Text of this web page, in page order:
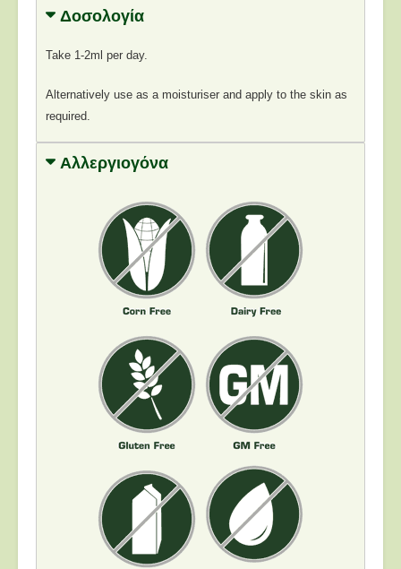
Δοσολογία
Take 1-2ml per day.
Alternatively use as a moisturiser and apply to the skin as
required.
Αλλεργιογόνα